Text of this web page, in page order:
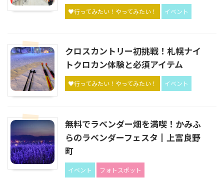
♥行ってみたい！やってみたい！ イベント
クロスカントリー初挑戦！札幌ナイ
トクロカン体験と必須アイテム
♥行ってみたい！やってみたい！ イベント
無料でラベンダー畑を満喫！かみふ
らのラベンダーフェスタ┃上富良野
町
イベント フォトスポット